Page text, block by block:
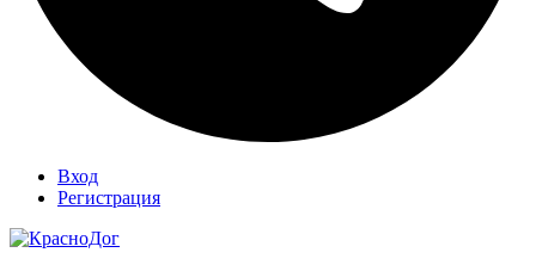
Вход
Регистрация